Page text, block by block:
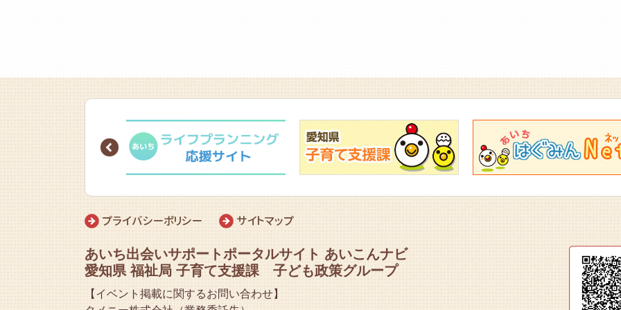
Prev
プライバシーポリシー サイトマップ
あいち出会いサポートポータルサイト あいこんナビ
愛知県 福祉局 子育て支援課 子ども政策グループ
【イベント掲載に関するお問い合わせ】